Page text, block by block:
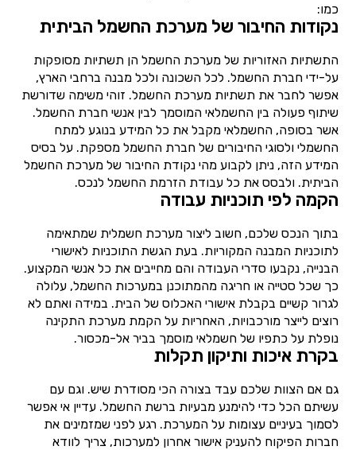
כמו:
נקודות החיבור של מערכת החשמל הביתית
התשתיות האזוריות של מערכת החשמל הן תשתיות מסופקות
על-ידי חברת החשמל. לכל השכונה ולכל מבנה ברחבי הארץ,
אפשר לחבר את תשתיות מערכת החשמל. זוהי משימה שדורשת
שיתוף פעולה בין החשמלאי המוסמך לבין אנשי חברת החשמל.
אשר בסופה, החשמלאי מקבל את כל המידע בנוגע למתח
החשמלי ולסוגי החיבורים של חברת החשמל מספקת. על בסיס
המידע הזה, ניתן לקבוע מהי נקודת החיבור של מערכת החשמל
הביתית. ולבסס את כל עבודת הזרמת החשמל לנכס.
הקמה לפי תוכניות עבודה
בתוך הנכס שלכם, חשוב ליצור מערכת חשמלית שמתאימה
לתוכניות המבנה המקוריות. בעת הגשת התוכניות לאישורי
הבנייה, נקבעו סדרי העבודה והם מחייבים את כל אנשי המקצוע.
כך שכל סטייה או חריגה מהמתוכנן במערכות החשמל, עלולה
לגרור קשיים בקבלת אישורי האכלוס של הבית. במידה ואתם לא
רוצים לייצר מורכבויות, האחריות על הקמת מערכת התקינה
נופלת על כתפיו של חשמלאי מוסמך בביר אל-מכסור.
בקרת איכות ותיקון תקלות
גם אם הצוות שלכם עבד בצורה הכי מסודרת שיש. וגם עם
עשיתם הכל כדי להימנע מבעיות ברשת החשמל. עדיין אי אפשר
לסמוך בעיניים עצומות על המערכת. רגע לפני שמזמינים את
חברות הפיקוח להעניק אישור אחרון למערכות, צריך לוודא